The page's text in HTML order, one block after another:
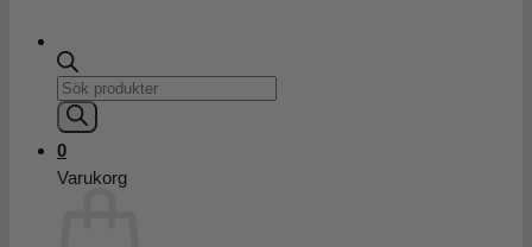
Products
search
0
Varukorg